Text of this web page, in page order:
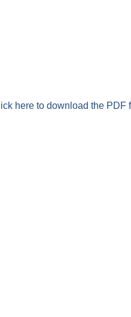
here to download the PDF